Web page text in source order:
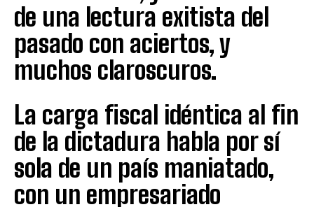
de una lectura exitista del
pasado con aciertos, y
muchos claroscuros.
La carga fiscal idéntica al fin
de la dictadura habla por sí
sola de un país maniatado,
con un empresariado